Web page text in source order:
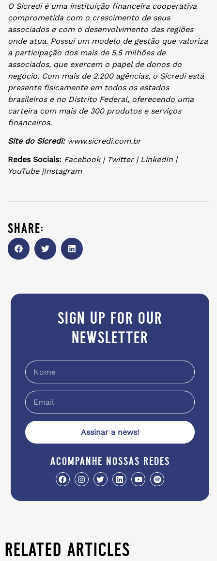
O Sicredi é uma instituição financeira cooperativa
comprometida com o crescimento de seus
associados e com o desenvolvimento das regiões
onde atua. Possui um modelo de gestão que valoriza
a participação dos mais de 5,5 milhões de
associados, que exercem o papel de donos do
negócio. Com mais de 2.200 agências, o Sicredi está
presente fisicamente em todos os estados
brasileiros e no Distrito Federal, oferecendo uma
carteira com mais de 300 produtos e serviços
financeiros.
Site do Sicredi: www.sicredi.com.br
Redes Sociais: Facebook | Twitter | LinkedIn |
YouTube |Instagram
share:
sign up for our
newsletter
Assinar a news!
acompanhe nossas redes
related articles